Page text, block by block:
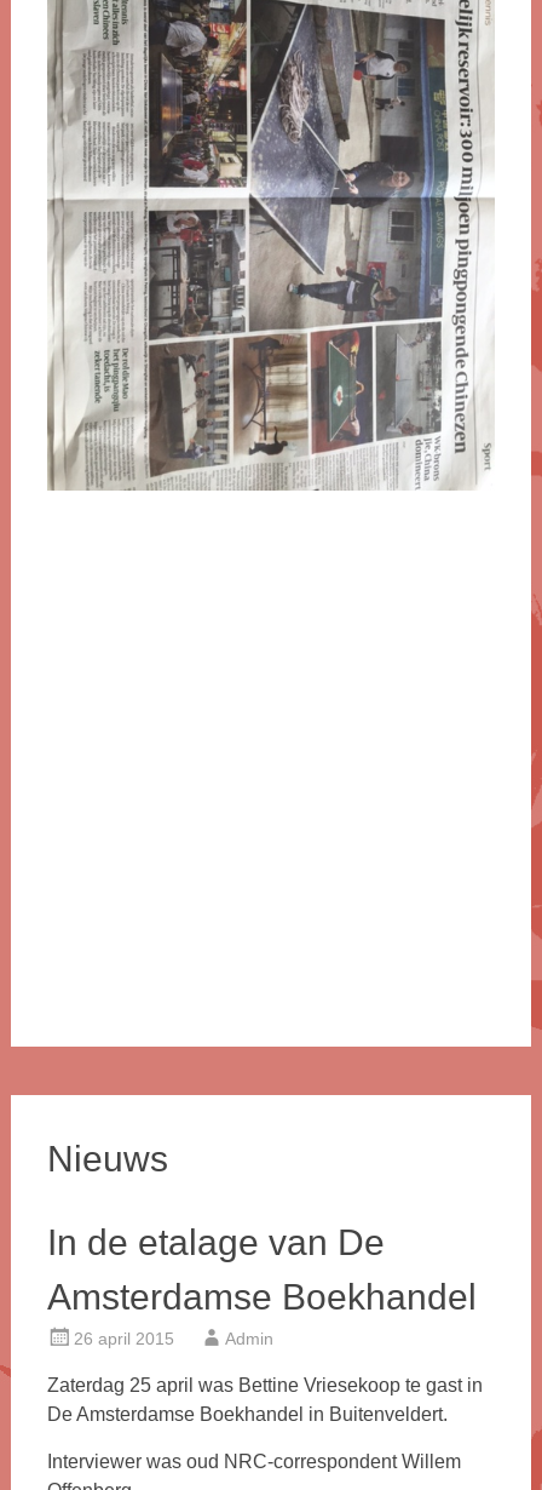
Nieuws
In de etalage van De
Amsterdamse Boekhandel
26 april 2015 Admin
Zaterdag 25 april was Bettine Vriesekoop te gast in
De Amsterdamse Boekhandel in Buitenveldert.
Interviewer was oud NRC-correspondent Willem